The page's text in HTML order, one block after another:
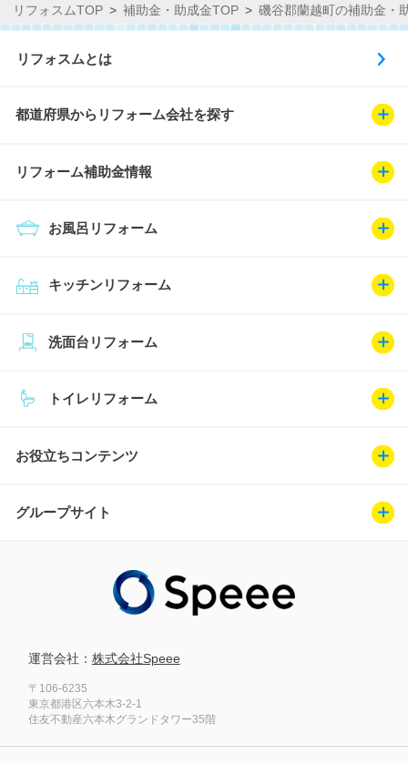
リフォスムTOP 補助金・助成金TOP 磯谷郡蘭越町の補助金・
リフォスムとは
都道府県からリフォーム会社を探す
リフォーム補助金情報
キッチンリフォーム
お風呂リフォーム
トイレリフォーム
洗面台リフォーム
お役立ちコンテンツ
グループサイト
運営会社： 株式会社Speee
〒106-6235
東京都港区六本木3-2-1
住友不動産六本木グランドタワー35階